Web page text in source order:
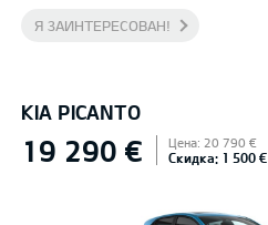
Я ЗАИНТЕРЕСОВАН!
KIA PICANTO
19 290 € Цена: 20 790 €
Скидка: 1 500 €